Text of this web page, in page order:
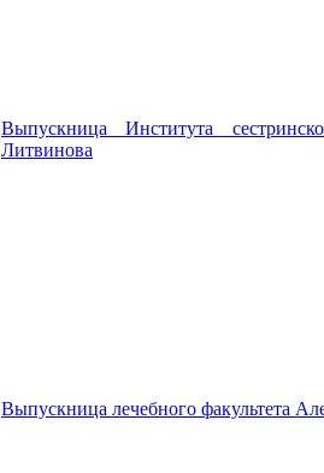
Выпускница Института
Литвинова
Выпускница лечебного факультета